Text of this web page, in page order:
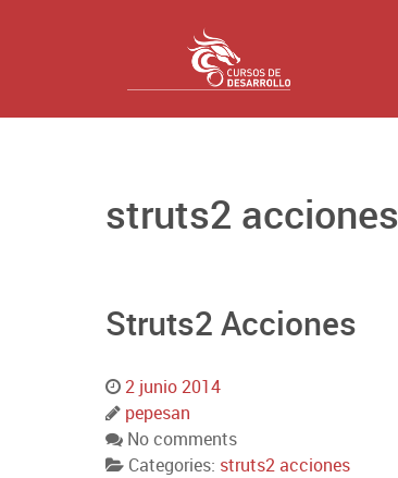
struts2 acciones
Struts2 Acciones
2 junio 2014
pepesan
No comments
Categories: struts2 acciones